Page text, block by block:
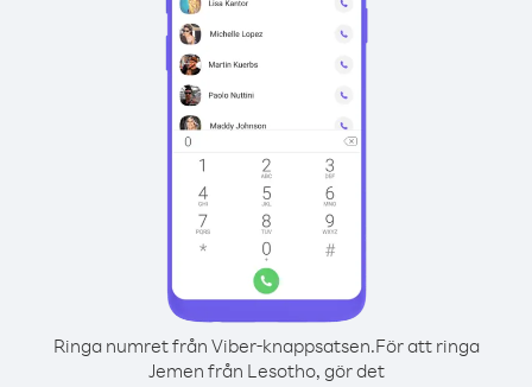
Ringa numret från Viber-knappsatsen.För att ringa
Jemen från Lesotho, gör det